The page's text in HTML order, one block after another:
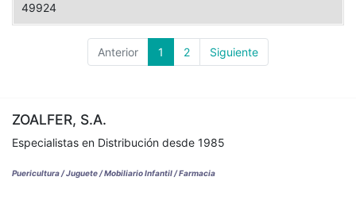
49924
Anterior 1 2 Siguiente
ZOALFER, S.A.
Especialistas en Distribución desde 1985
Puericultura / Juguete / Mobiliario Infantil / Farmacia